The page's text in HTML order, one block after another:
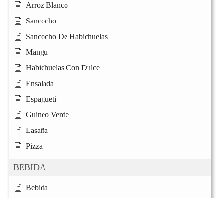
Arroz Blanco
Sancocho
Sancocho De Habichuelas
Mangu
Habichuelas Con Dulce
Ensalada
Espagueti
Guineo Verde
Lasaña
Pizza
BEBIDA
Bebida